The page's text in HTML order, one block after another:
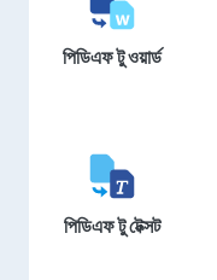
পিডিএফ টু ওয়ার্ড
পিডিএফ টু টেক্সট